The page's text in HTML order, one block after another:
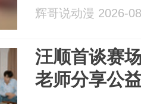
辉哥说动漫 2026-
汪顺首谈赛
老师分享公